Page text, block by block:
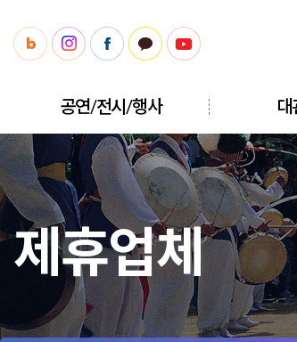
공연/전시/행사 대
제휴업체